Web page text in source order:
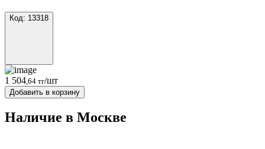
Код: 13318
1 504 ,64 тг/шт
Добавить в корзину
Наличие в Москвe